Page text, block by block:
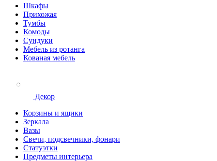
Шкафы
Прихожая
Тумбы
Комоды
Сундуки
Мебель из ротанга
Кованая мебель
Декор
Корзины и ящики
Зеркала
Вазы
Свечи, подсвечники, фонари
Статуэтки
Предметы интерьера